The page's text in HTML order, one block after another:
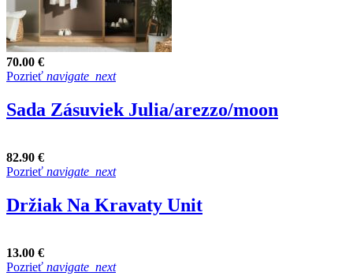
70.00 €
Pozrieť navigate_next
Sada Zásuviek Julia/arezzo/moon
82.90 €
Pozrieť navigate_next
Držiak Na Kravaty Unit
13.00 €
Pozrieť navigate_next